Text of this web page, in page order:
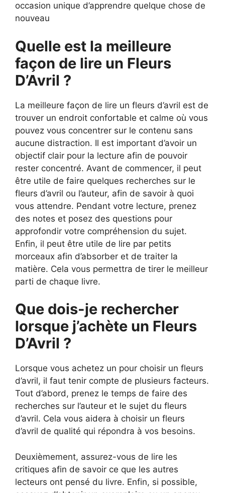
occasion unique d’apprendre quelque chose de
nouveau
Quelle est la meilleure
façon de lire un Fleurs
D’Avril ?
La meilleure façon de lire un fleurs d’avril est de
trouver un endroit confortable et calme où vous
pouvez vous concentrer sur le contenu sans
aucune distraction. Il est important d’avoir un
objectif clair pour la lecture afin de pouvoir
rester concentré. Avant de commencer, il peut
être utile de faire quelques recherches sur le
fleurs d’avril ou l’auteur, afin de savoir à quoi
vous attendre. Pendant votre lecture, prenez
des notes et posez des questions pour
approfondir votre compréhension du sujet.
Enfin, il peut être utile de lire par petits
morceaux afin d’absorber et de traiter la
matière. Cela vous permettra de tirer le meilleur
parti de chaque livre.
Que dois-je rechercher
lorsque j’achète un Fleurs
D’Avril ?
Lorsque vous achetez un pour choisir un fleurs
d’avril, il faut tenir compte de plusieurs facteurs.
Tout d’abord, prenez le temps de faire des
recherches sur l’auteur et le sujet du fleurs
d’avril. Cela vous aidera à choisir un fleurs
d’avril de qualité qui répondra à vos besoins.
Deuxièmement, assurez-vous de lire les
critiques afin de savoir ce que les autres
lecteurs ont pensé du livre. Enfin, si possible,